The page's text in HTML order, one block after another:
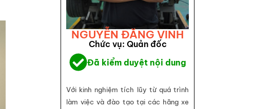
NGUYỄN ĐĂNG VINH
Chức vụ: Quản đốc
Đã kiểm duyệt nội dung
Với kinh nghiệm tích lũy từ quá trình
làm việc và đào tạo tại các hãng xe